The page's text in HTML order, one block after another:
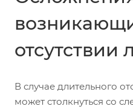
отсутствии
В случае длительного
может столкнуться со